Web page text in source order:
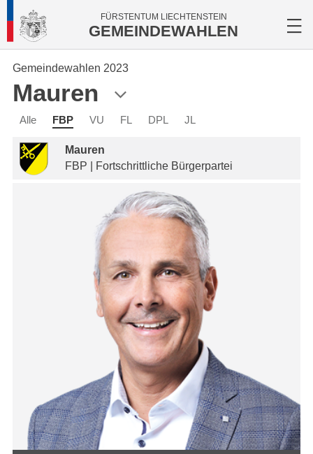
FÜRSTENTUM LIECHTENSTEIN
GEMEINDEWAHLEN
Gemeindewahlen 2023
Mauren
Alle FBP VU FL DPL JL
Mauren
FBP | Fortschrittliche Bürgerpartei